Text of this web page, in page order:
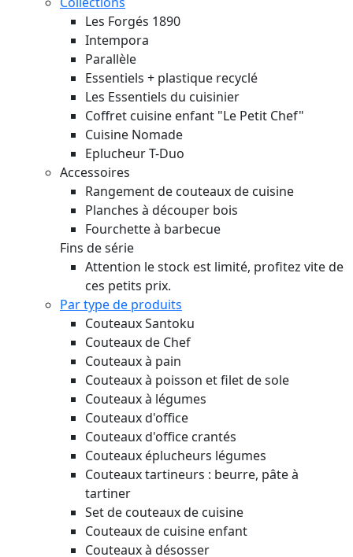
Les Forgés 1890
Intempora
Parallèle
Essentiels + plastique recyclé
Les Essentiels du cuisinier
Coffret cuisine enfant "Le Petit Chef"
Cuisine Nomade
Eplucheur T-Duo
Accessoires
Rangement de couteaux de cuisine
Planches à découper bois
Fourchette à barbecue
Fins de série
Attention le stock est limité, profitez vite de
ces petits prix.
Par type de produits
Couteaux Santoku
Couteaux de Chef
Couteaux à pain
Couteaux à poisson et filet de sole
Couteaux à légumes
Couteaux d'office
Couteaux d'office crantés
Couteaux éplucheurs légumes
Couteaux tartineurs : beurre, pâte à
tartiner
Set de couteaux de cuisine
Couteaux de cuisine enfant
Couteaux à désosser